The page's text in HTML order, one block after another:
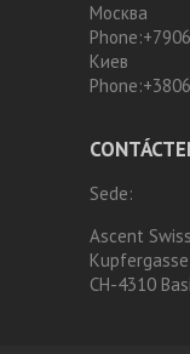
Москва
Phone:
Киев
Phone:
Sede:
Ascent
CH-4310